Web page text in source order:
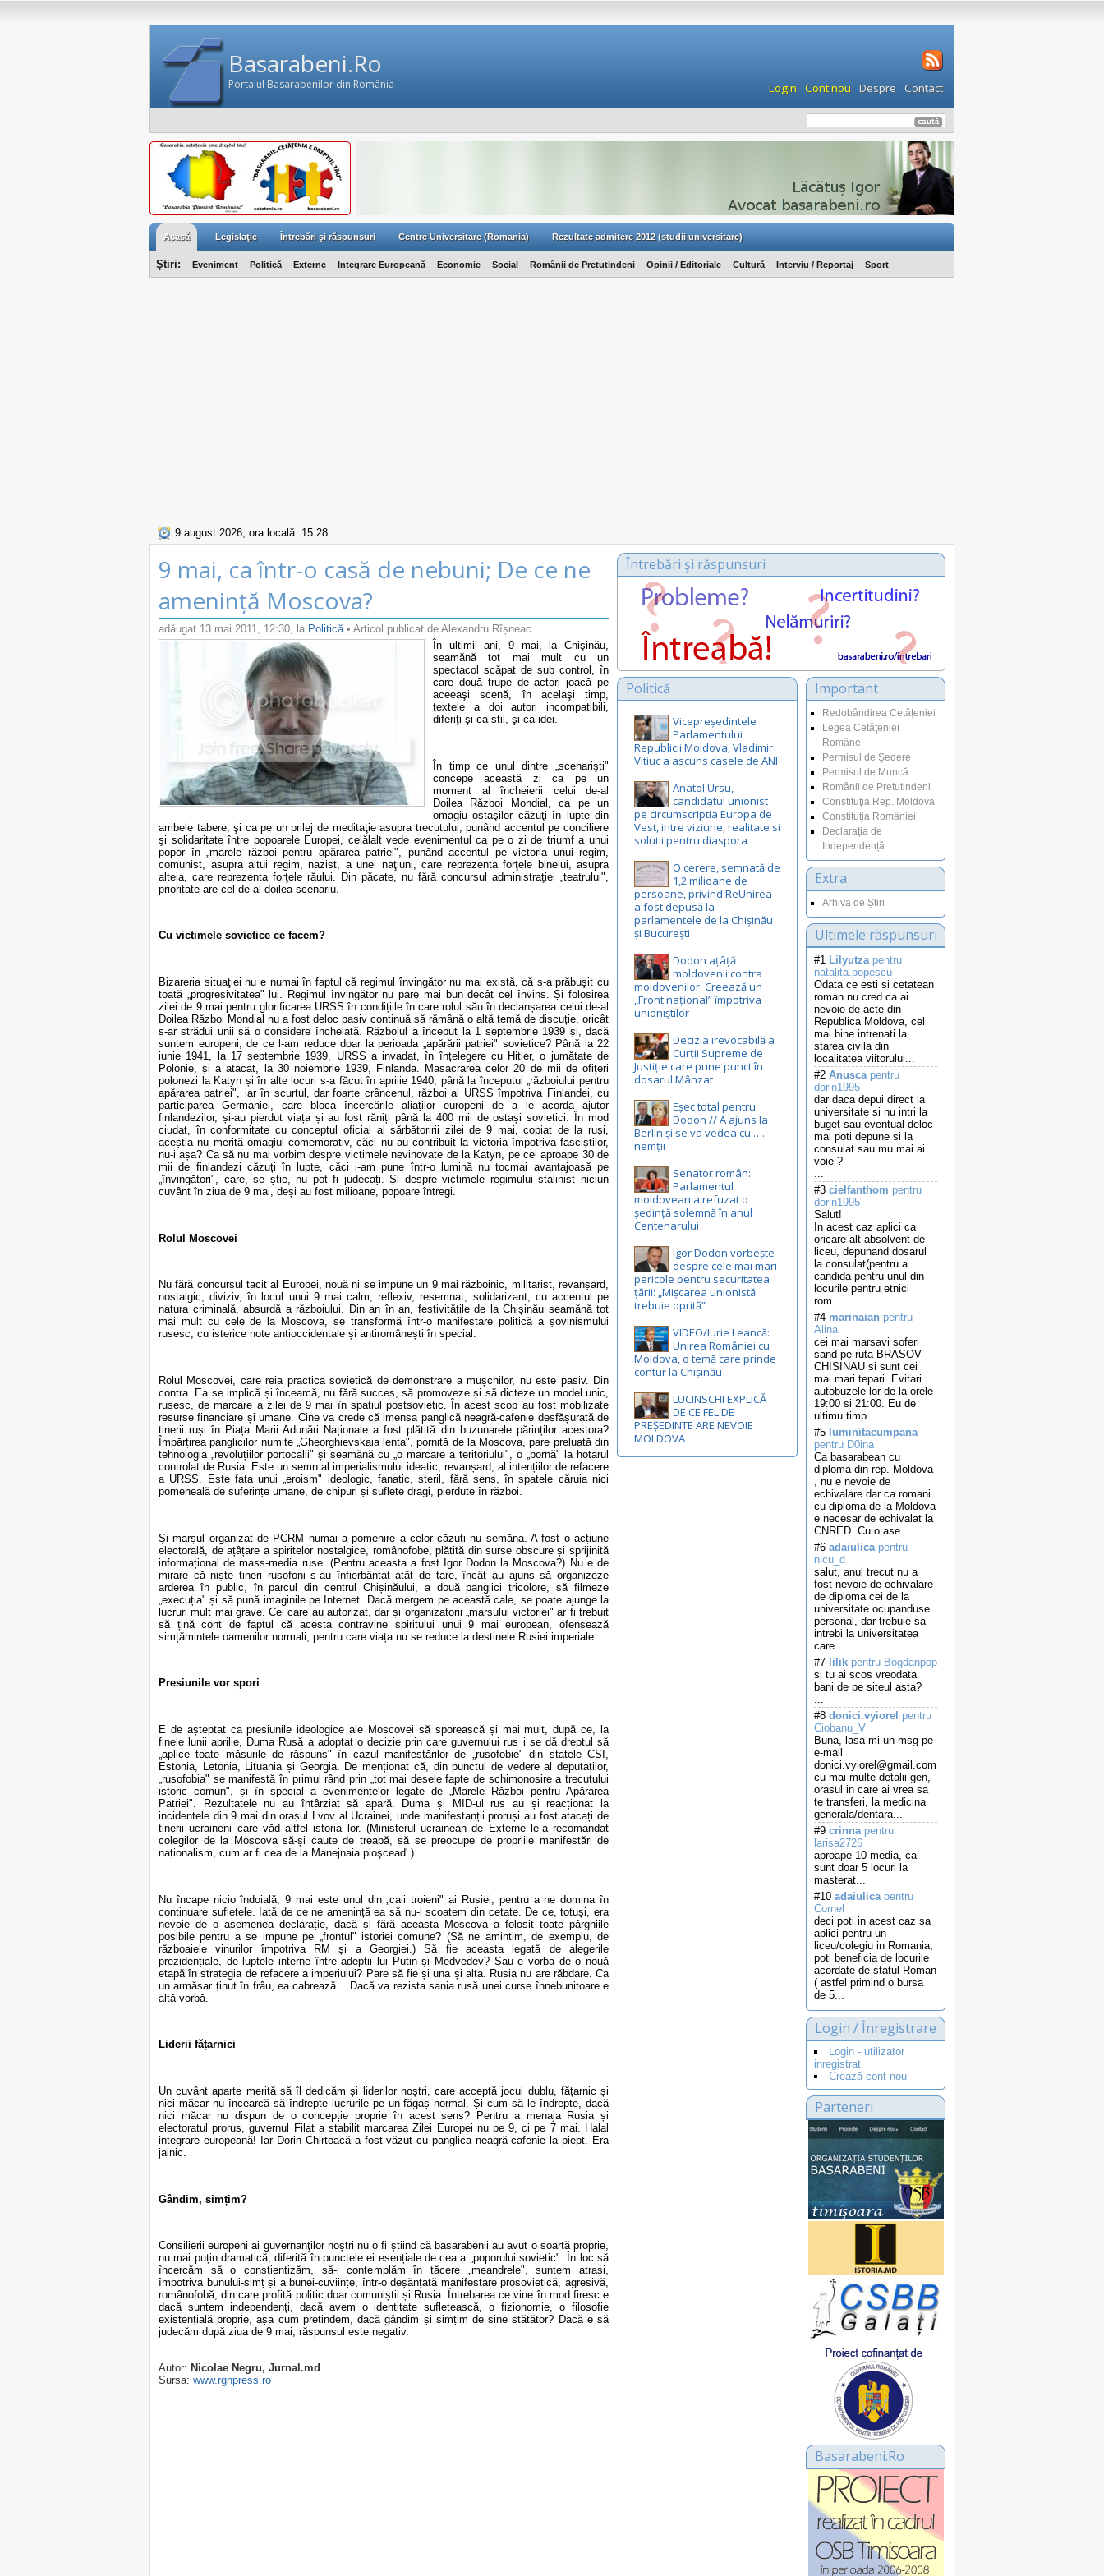
Basarabeni.Ro
Portalul Basarabenilor din România Login Cont nou Despre Contact
Acasă Legislaţie Întrebări şi răspunsuri Centre Universitare (Romania) Rezultate admitere 2012 (studii universitare)
Ştiri: Eveniment Politică Externe Integrare Europeană Economie Social Românii de Pretutindeni Opinii / Editoriale Cultură Interviu / Reportaj Sport
9 august 2026, ora locală: 15:28
9 mai, ca într-o casă de nebuni; De ce ne
amenință Moscova?
adăugat 13 mai 2011, 12:30, la Politică• Articol publicat de Alexandru Rîșneac
În ultimii ani, 9 mai, la Chişinău,
seamănă tot mai mult cu un
spectacol scăpat de sub control, în
care două trupe de actori joacă pe
aceeaşi scenă, în acelaşi timp,
textele a doi autori incompatibili,
diferiţi şi ca stil, şi ca idei.
În timp ce unul dintre „scenarişti"
concepe această zi ca pe un
moment al încheierii celui de-al
Doilea Război Mondial, ca pe un
omagiu ostaşilor căzuţi în lupte din
ambele tabere, şi ca pe un prilej de meditaţie asupra trecutului, punând accentul pe conciliere
şi solidaritate între popoarele Europei, celălalt vede evenimentul ca pe o zi de triumf a unui
popor în „marele război pentru apărarea patriei", punând accentul pe victoria unui regim,
comunist, asupra altui regim, nazist, a unei naţiuni, care reprezenta forţele binelui, asupra
alteia, care reprezenta forţele răului. Din păcate, nu fără concursul administraţiei „teatrului",
prioritate are cel de-al doilea scenariu.
Cu victimele sovietice ce facem?
Bizareria situaţiei nu e numai în faptul că regimul învingător nu mai există, că s-a prăbuşit cu
toată „progresivitatea" lui. Regimul învingător nu pare mai bun decât cel învins. Și folosirea
zilei de 9 mai pentru glorificarea URSS în condițiile în care rolul său în declanșarea celui de-al
Doilea Război Mondial nu a fost deloc pasiv continuă să rămână o altă temă de discuție, oricât
s-ar strădui unii să o considere încheiată. Războiul a început la 1 septembrie 1939 și, dacă
suntem europeni, de ce l-am reduce doar la perioada „apărării patriei" sovietice? Până la 22
iunie 1941, la 17 septembrie 1939, URSS a invadat, în înțelegere cu Hitler, o jumătate de
Polonie, și a atacat, la 30 noiembrie 1939, Finlanda. Masacrarea celor 20 de mii de ofițeri
polonezi la Katyn și în alte locuri s-a făcut în aprilie 1940, până la începutul „războiului pentru
apărarea patriei", iar în scurtul, dar foarte crâncenul, război al URSS împotriva Finlandei, cu
participarea Germaniei, care bloca încercările aliaților europeni de a le acorda ajutor
finlandezilor, și-au pierdut viața și au fost răniți până la 400 mii de ostași sovietici. În mod
ciudat, în conformitate cu conceptul oficial al sărbătoririi zilei de 9 mai, copiat de la ruși,
aceștia nu merită omagiul comemorativ, căci nu au contribuit la victoria împotriva fasciștilor,
nu-i așa? Ca să nu mai vorbim despre victimele nevinovate de la Katyn, pe cei aproape 30 de
mii de finlandezi căzuți în lupte, căci i-am pune într-o lumină nu tocmai avantajoasă pe
„învingători", care, se știe, nu pot fi judecați. Și despre victimele regimului stalinist niciun
cuvânt în ziua de 9 mai, deși au fost milioane, popoare întregi.
Rolul Moscovei
Nu fără concursul tacit al Europei, nouă ni se impune un 9 mai războinic, militarist, revanșard,
nostalgic, diviziv, în locul unui 9 mai calm, reflexiv, resemnat, solidarizant, cu accentul pe
natura criminală, absurdă a războiului. Din an în an, festivitățile de la Chișinău seamănă tot
mai mult cu cele de la Moscova, se transformă într-o manifestare politică a șovinismului
rusesc, cu isterice note antioccidentale și antiromânești în special.
Rolul Moscovei, care reia practica sovietică de demonstrare a mușchilor, nu este pasiv. Din
contra. Ea se implică și încearcă, nu fără succes, să promoveze și să dicteze un model unic,
rusesc, de marcare a zilei de 9 mai în spațiul postsovietic. În acest scop au fost mobilizate
resurse financiare și umane. Cine va crede că imensa panglică neagră-cafenie desfășurată de
tinerii ruși în Piața Marii Adunări Naționale a fost plătită din buzunarele părinților acestora?
Împărțirea panglicilor numite „Gheorghievskaia lenta", pornită de la Moscova, pare preluată din
tehnologia „revoluțiilor portocalii" și seamănă cu „o marcare a teritoriului", o „bornă" la hotarul
controlat de Rusia. Este un semn al imperialismului ideatic, revanșard, al intențiilor de refacere
a URSS. Este fața unui „eroism" ideologic, fanatic, steril, fără sens, în spatele căruia nici
pomeneală de suferințe umane, de chipuri și suflete dragi, pierdute în război.
Și marșul organizat de PCRM numai a pomenire a celor căzuți nu semăna. A fost o acțiune
electorală, de ațâțare a spiritelor nostalgice, românofobe, plătită din surse obscure și sprijinită
informațional de mass-media ruse. (Pentru aceasta a fost Igor Dodon la Moscova?) Nu e de
mirare că niște tineri rusofoni s-au înfierbântat atât de tare, încât au ajuns să organizeze
arderea în public, în parcul din centrul Chișinăului, a două panglici tricolore, să filmeze
„execuția" și să pună imaginile pe Internet. Dacă mergem pe această cale, se poate ajunge la
lucruri mult mai grave. Cei care au autorizat, dar și organizatorii „marșului victoriei" ar fi trebuit
să țină cont de faptul că acesta contravine spiritului unui 9 mai european, ofensează
simțămintele oamenilor normali, pentru care viața nu se reduce la destinele Rusiei imperiale.
Presiunile vor spori
E de așteptat ca presiunile ideologice ale Moscovei să sporească și mai mult, după ce, la
finele lunii aprilie, Duma Rusă a adoptat o decizie prin care guvernului rus i se dă dreptul să
„aplice toate măsurile de răspuns" în cazul manifestărilor de „rusofobie" din statele CSI,
Estonia, Letonia, Lituania și Georgia. De menționat că, din punctul de vedere al deputaților,
„rusofobia" se manifestă în primul rând prin „tot mai desele fapte de schimonosire a trecutului
istoric comun", și în special a evenimentelor legate de „Marele Război pentru Apărarea
Patriei". Rezultatele nu au întârziat să apară. Duma și MID-ul rus au și reacționat la
incidentele din 9 mai din orașul Lvov al Ucrainei, unde manifestanții proruși au fost atacați de
tinerii ucraineni care văd altfel istoria lor. (Ministerul ucrainean de Externe le-a recomandat
colegilor de la Moscova să-și caute de treabă, să se preocupe de propriile manifestări de
naționalism, cum ar fi cea de la Manejnaia ploşcead'.)
Nu încape nicio îndoială, 9 mai este unul din „caii troieni" ai Rusiei, pentru a ne domina în
continuare sufletele. Iată de ce ne amenință ea să nu-l scoatem din cetate. De ce, totuși, era
nevoie de o asemenea declarație, dacă și fără aceasta Moscova a folosit toate pârghiile
posibile pentru a se impune pe „frontul" istoriei comune? (Să ne amintim, de exemplu, de
războaiele vinurilor împotriva RM și a Georgiei.) Să fie aceasta legată de alegerile
prezidențiale, de luptele interne între adepții lui Putin și Medvedev? Sau e vorba de o nouă
etapă în strategia de refacere a imperiului? Pare să fie și una și alta. Rusia nu are răbdare. Ca
un armăsar ținut în frâu, ea cabrează... Dacă va rezista sania rusă unei curse înnebunitoare e
altă vorbă.
Liderii fățarnici
Un cuvânt aparte merită să îl dedicăm și liderilor noștri, care acceptă jocul dublu, fățarnic și
nici măcar nu încearcă să îndrepte lucrurile pe un făgaș normal. Și cum să le îndrepte, dacă
nici măcar nu dispun de o concepție proprie în acest sens? Pentru a menaja Rusia și
electoratul prorus, guvernul Filat a stabilit marcarea Zilei Europei nu pe 9, ci pe 7 mai. Halal
integrare europeană! Iar Dorin Chirtoacă a fost văzut cu panglica neagră-cafenie la piept. Era
jalnic.
Gândim, simțim?
Consilierii europeni ai guvernanţilor noștri nu o fi știind că basarabenii au avut o soartă proprie,
nu mai puțin dramatică, diferită în punctele ei esențiale de cea a „poporului sovietic". În loc să
încercăm să o conștientizăm, să-i contemplăm în tăcere „meandrele", suntem atrași,
împotriva bunului-simț și a bunei-cuviințe, într-o deșănțată manifestare prosovietică, agresivă,
românofobă, din care profită politic doar comuniștii și Rusia. Întrebarea ce vine în mod firesc e
dacă suntem independenți, dacă avem o identitate sufletească, o fizionomie, o filosofie
existențială proprie, așa cum pretindem, dacă gândim și simțim de sine stătător? Dacă e să
judecăm după ziua de 9 mai, răspunsul este negativ.
Autor: Nicolae Negru, Jurnal.md
Sursa: www.rgnpress.ro
Întrebări şi răspunsuri
Important
Redobândirea Cetăţeniei
Legea Cetăţeniei
Române
Permisul de Şedere
Permisul de Muncă
Românii de Pretutindeni
Constituţia Rep. Moldova
Constituția României
Declarația de
Independență
Extra
Arhiva de Știri
Ultimele răspunsuri
#1 Lilyutzapentru
natalita.popescu
Odata ce esti si cetatean
roman nu cred ca ai
nevoie de acte din
Republica Moldova, cel
mai bine intrenati la
starea civila din
localitatea viitorului...
#2 Anuscapentru
dorin1995
dar daca depui direct la
universitate si nu intri la
buget sau eventual deloc
mai poti depune si la
consulat sau mu mai ai
voie ?
...
#3 cielfanthom pentru
dorin1995
Salut!
In acest caz aplici ca
oricare alt absolvent de
liceu, depunand dosarul
la consulat(pentru a
candida pentru unul din
locurile pentru etnici
rom...
#4 marinaian pentru
Alina
cei mai marsavi soferi
sand pe ruta BRASOV-
CHISINAU si sunt cei
mai mari tepari. Evitari
autobuzele lor de la orele
19:00 si 21:00. Eu de
ultimu timp ...
#5 luminitacumpana
pentru D0ina
Ca basarabean cu
diploma din rep. Moldova
, nu e nevoie de
echivalare dar ca romani
cu diploma de la Moldova
e necesar de echivalat la
CNRED. Cu o ase...
#6 adaiulicapentru
nicu_d
salut, anul trecut nu a
fost nevoie de echivalare
de diploma cei de la
universitate ocupanduse
personal, dar trebuie sa
intrebi la universitatea
care ...
#7 lilik pentru Bogdanpop
si tu ai scos vreodata
bani de pe siteul asta?
...
#8 donici.vyiorel pentru
Ciobanu_V
Buna, lasa-mi un msg pe
e-mail
donici.vyiorel@gmail.com
cu mai multe detalii gen,
orasul in care ai vrea sa
te transferi, la medicina
generala/dentara...
#9 crinnapentru
larisa2726
aproape 10 media, ca
sunt doar 5 locuri la
masterat...
#10 adaiulicapentru
Cornel
deci poti in acest caz sa
aplici pentru un
liceu/colegiu in Romania,
poti beneficia de locurile
acordate de statul Roman
( astfel primind o bursa
de 5...
Login / Înregistrare
Login - utilizator
inregistrat
Crează cont nou
Parteneri
Basarabeni.Ro
Politică
Vicepreședintele
Parlamentului
Republicii Moldova, Vladimir
Vitiuc a ascuns casele de ANI
Anatol Ursu,
candidatul unionist
pe circumscriptia Europa de
Vest, intre viziune, realitate si
solutii pentru diaspora
O cerere, semnată de
1,2 milioane de
persoane, privind ReUnirea
a fost depusă la
parlamentele de la Chișinău
și București
Dodon ațâță
moldovenii contra
moldovenilor. Creează un
„Front național” împotriva
unioniștilor
Decizia irevocabilă a
Curții Supreme de
Justiție care pune punct în
dosarul Mânzat
Eșec total pentru
Dodon // A ajuns la
Berlin și se va vedea cu ….
nemții
Senator român:
Parlamentul
moldovean a refuzat o
ședință solemnă în anul
Centenarului
Igor Dodon vorbește
despre cele mai mari
pericole pentru securitatea
țării: „Mișcarea unionistă
trebuie oprită”
VIDEO/Iurie Leancă:
Unirea României cu
Moldova, o temă care prinde
contur la Chișinău
LUCINSCHI EXPLICĂ
DE CE FEL DE
PREȘEDINTE ARE NEVOIE
MOLDOVA